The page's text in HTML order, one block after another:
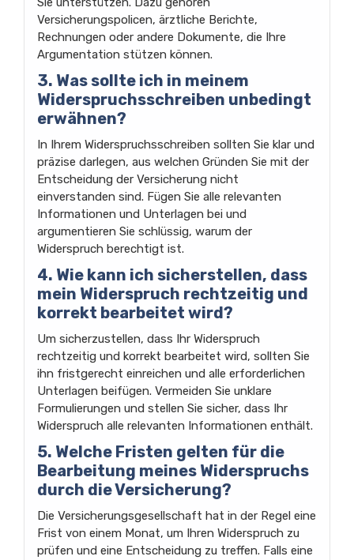
Versicherungspolicen, ärztliche Berichte,
Rechnungen oder andere Dokumente, die Ihre
Argumentation stützen können.
3. Was sollte ich in meinem
Widerspruchsschreiben unbedingt
erwähnen?
In Ihrem Widerspruchsschreiben sollten Sie klar und
präzise darlegen, aus welchen Gründen Sie mit der
Entscheidung der Versicherung nicht
einverstanden sind. Fügen Sie alle relevanten
Informationen und Unterlagen bei und
argumentieren Sie schlüssig, warum der
Widerspruch berechtigt ist.
4. Wie kann ich sicherstellen, dass
mein Widerspruch rechtzeitig und
korrekt bearbeitet wird?
Um sicherzustellen, dass Ihr Widerspruch
rechtzeitig und korrekt bearbeitet wird, sollten Sie
ihn fristgerecht einreichen und alle erforderlichen
Unterlagen beifügen. Vermeiden Sie unklare
Formulierungen und stellen Sie sicher, dass Ihr
Widerspruch alle relevanten Informationen enthält.
5. Welche Fristen gelten für die
Bearbeitung meines Widerspruchs
durch die Versicherung?
Die Versicherungsgesellschaft hat in der Regel eine
Frist von einem Monat, um Ihren Widerspruch zu
prüfen und eine Entscheidung zu treffen. Falls eine